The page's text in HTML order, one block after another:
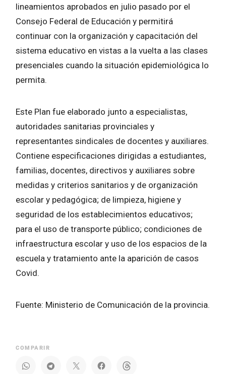
lineamientos aprobados en julio pasado por el
Consejo Federal de Educación y permitirá
continuar con la organización y capacitación del
sistema educativo en vistas a la vuelta a las clases
presenciales cuando la situación epidemiológica lo
permita.
Este Plan fue elaborado junto a especialistas,
autoridades sanitarias provinciales y
representantes sindicales de docentes y auxiliares.
Contiene especificaciones dirigidas a estudiantes,
familias, docentes, directivos y auxiliares sobre
medidas y criterios sanitarios y de organización
escolar y pedagógica; de limpieza, higiene y
seguridad de los establecimientos educativos;
para el uso de transporte público; condiciones de
infraestructura escolar y uso de los espacios de la
escuela y tratamiento ante la aparición de casos
Covid.
Fuente: Ministerio de Comunicación de la provincia.
COMPARIR